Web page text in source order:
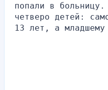
попали в больницу.
четверо детей:
13 лет, а